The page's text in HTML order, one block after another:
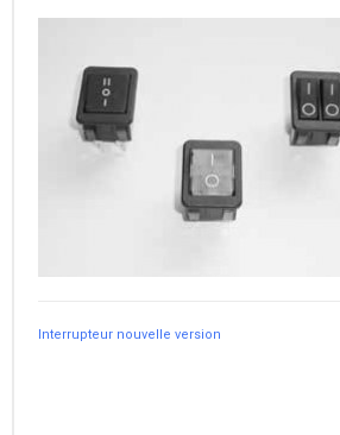
Interrupteur nouvelle version